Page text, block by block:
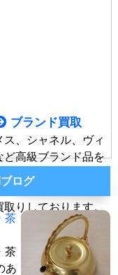
ブランド買取
ス、シャネル、ヴィ
ど高級ブランド品を
！新しいモデルか
の悪いお品まで幅広
取りしております。
ログ
茶
茶
あ